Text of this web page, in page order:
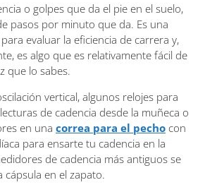
o golpes que da el pie en el suelo,
pasos por minuto que da. Es una
evaluar la eficiencia de carrera y,
es algo que es relativamente fácil de
que lo sabes.
vertical, algunos relojes para
de cadencia desde la muñeca o
en una correa para el pecho con
para ensarte tu cadencia en la
de cadencia más antiguos se
en el zapato.